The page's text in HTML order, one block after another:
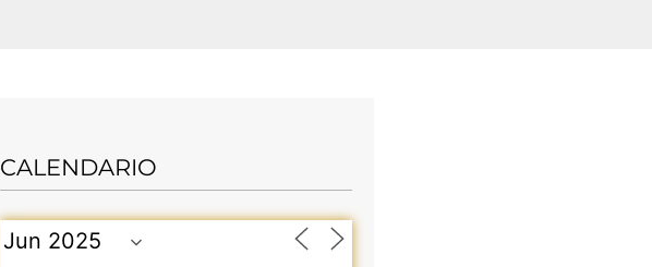
CALENDARIO